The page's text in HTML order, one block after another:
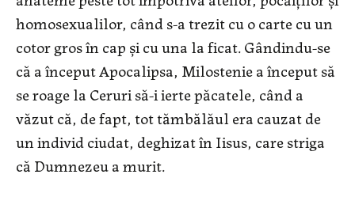
homosexualilor, când s-a trezit cu o carte cu un
cotor gros în cap și cu una la ficat. Gândindu-se
că a început Apocalipsa, Milostenie a început să
se roage la Ceruri să-i ierte păcatele, când a
văzut că, de fapt, tot tămbălăul era cauzat de
un individ ciudat, deghizat în Iisus, care striga
că Dumnezeu a murit.